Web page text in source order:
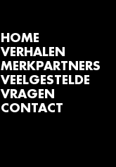
HOME
VERHALEN
MERKPARTNERS
VEELGESTELDE
VRAGEN
CONTACT